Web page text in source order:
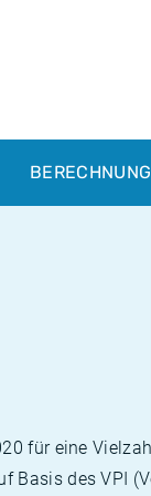
für eine
des VPI